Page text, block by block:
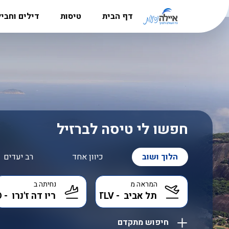
דף הבית
מדריך היעדים
דרושים
טיסות
טיסות לאירופה
טיסות לבודפשט
טיסות לבאקו
דילים
חבילות
דילים
חפשו לי טיסה לברזיל
הלוך ושוב כיוון אחד רב יעדים
המראה מ נחיתה ב